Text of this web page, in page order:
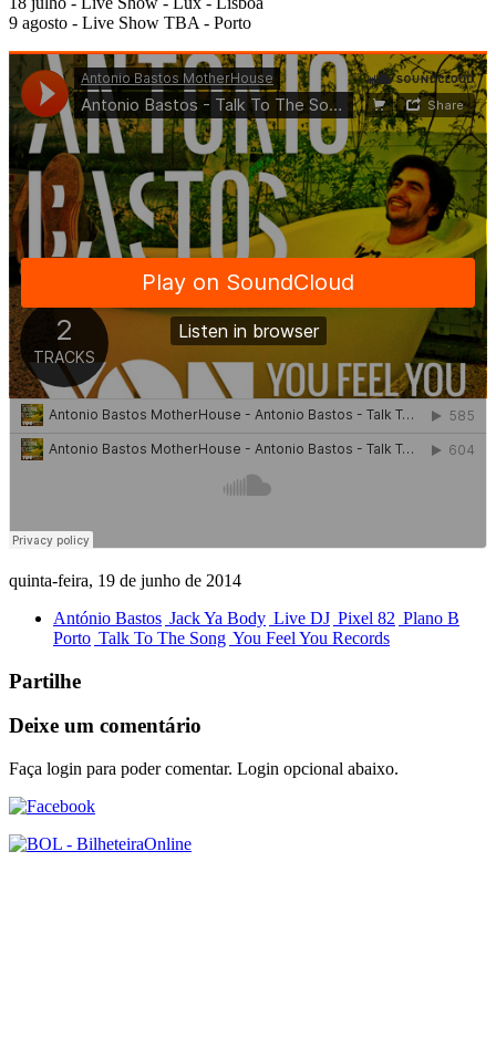
9 agosto - Live Show TBA - Porto
quinta-feira, 19 de junho de 2014
António Bastos Jack Ya Body Live DJ Pixel 82 Plano B
Porto Talk To The Song You Feel You Records
Partilhe
Deixe um comentário
Faça login para poder comentar. Login opcional abaixo.